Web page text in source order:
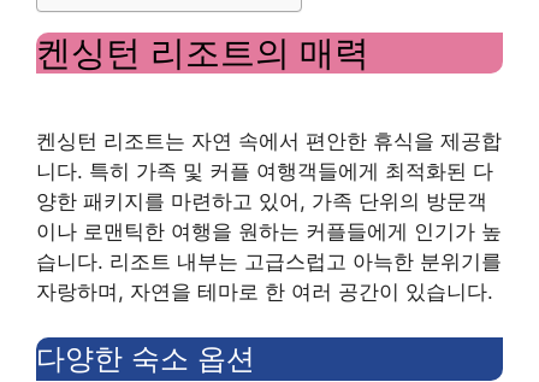
켄싱턴 리조트의 매력
켄싱턴 리조트는 자연 속에서 편안한 휴식을 제공합
니다. 특히 가족 및 커플 여행객들에게 최적화된 다
양한 패키지를 마련하고 있어, 가족 단위의 방문객
이나 로맨틱한 여행을 원하는 커플들에게 인기가 높
습니다. 리조트 내부는 고급스럽고 아늑한 분위기를
자랑하며, 자연을 테마로 한 여러 공간이 있습니다.
다양한 숙소 옵션